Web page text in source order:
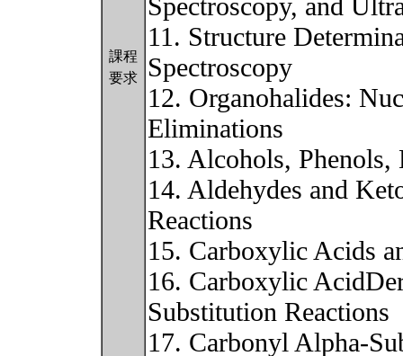
課程
要求
Spectroscopy, and
11. Structure
Spectroscopy
12. Organohalides:
Eliminations
13. Alcohols,
14. Aldehydes and
Reactions
15. Carboxylic Acids
16. Carboxylic
Substitution Reactions
17. Carbonyl Alpha-